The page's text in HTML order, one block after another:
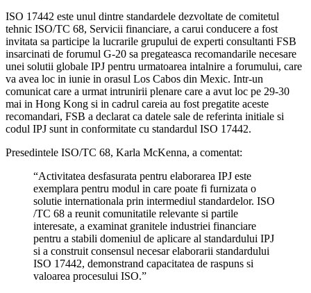
ISO 17442 este unul dintre standardele dezvoltate de comitetul
tehnic ISO/TC 68, Servicii financiare, a carui conducere a fost
invitata sa participe la lucrarile grupului de experti consultanti FSB
insarcinati de forumul G-20 sa pregateasca recomandarile necesare
unei solutii globale IPJ pentru urmatoarea intalnire a forumului, care
va avea loc in iunie in orasul Los Cabos din Mexic. Intr-un
comunicat care a urmat intrunirii plenare care a avut loc pe 29-30
mai in Hong Kong si in cadrul careia au fost pregatite aceste
recomandari, FSB a declarat ca datele sale de referinta initiale si
codul IPJ sunt in conformitate cu standardul ISO 17442.
Presedintele ISO/TC 68, Karla McKenna, a comentat:
“Activitatea desfasurata pentru elaborarea IPJ este
exemplara pentru modul in care poate fi furnizata o
solutie internationala prin intermediul standardelor. ISO
/TC 68 a reunit comunitatile relevante si partile
interesate, a examinat granitele industriei financiare
pentru a stabili domeniul de aplicare al standardului IPJ
si a construit consensul necesar elaborarii standardului
ISO 17442, demonstrand capacitatea de raspuns si
valoarea procesului ISO.”